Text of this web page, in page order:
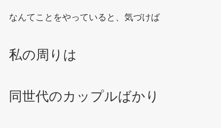
なんてことをやっていると、気づけば
私の周りは
同世代のカップルばかり